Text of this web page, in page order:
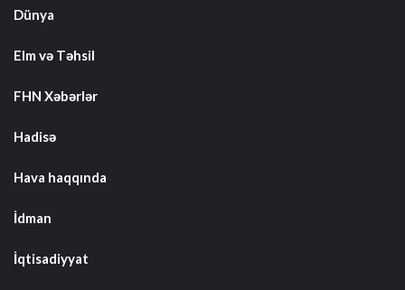
Dünya
Elm və Təhsil
FHN Xəbərlər
Hadisə
Hava haqqında
İdman
İqtisadiyyat